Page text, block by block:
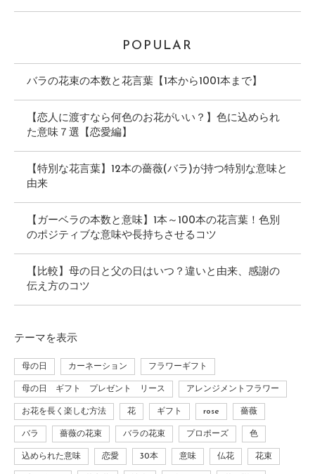
POPULAR
バラの花束の本数と花言葉【1本から1001本まで】
【恋人に渡すなら何色のお花がいい？】色に込められ
た意味７選【恋愛編】
【特別な花言葉】12本の薔薇(バラ)が持つ特別な意味と
由来
【ガーベラの本数と意味】1本～100本の花言葉！色別
のポジティブな意味や長持ちさせるコツ
【比較】母の日と父の日はいつ？違いと由来、感謝の
伝え方のコツ
テーマ を表示
母の日 カーネーション フラワーギフト
母の日 ギフト プレゼント リース アレンジメントフラワー
お花を長く楽しむ方法 花 ギフト rose 薔薇
バラ 薔薇の花束 バラの花束 プロポーズ 色
込められた意味 恋愛 30本 意味 仏花 花束